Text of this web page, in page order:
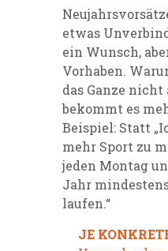
etwas
ein Wunsch,
Vorhaben.
das Ganze
bekommt es
Beispiel: Statt
mehr Sport zu
jeden Montag
Jahr
laufen.“
JE